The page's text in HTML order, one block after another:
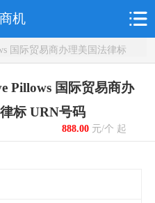
机
国际贸易商办理美国法律标
Pillows 国际贸易商办
标 URN号码
888.00元/个 起